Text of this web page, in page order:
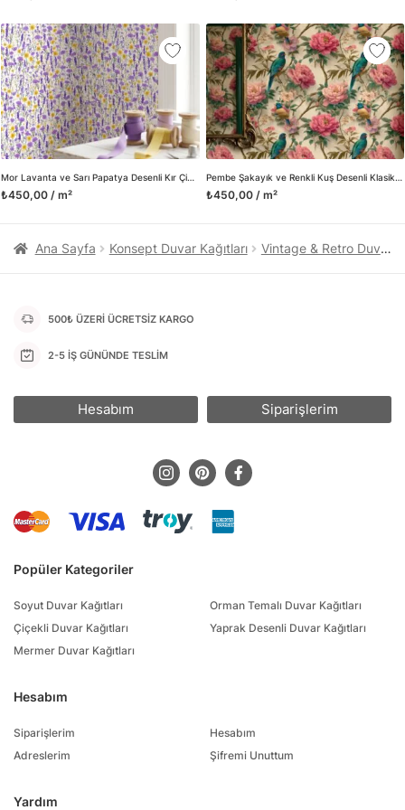
Mor Lavanta ve Sarı Papatya Desenli Kır Çiçekleri Duvar Kağıdı, Canlı Renkli Botanik Duvar Posteri
₺450,00 / m²
Pembe Şakayık ve Renkli Kuş Desenli Klasik Duvar Kağıdı, Vintage Botanik Sanatsal Duvar Posteri
₺450,00 / m²
üretimini ve satışını yapmaktadır. Duvar tasarımının önemini
biliyor ve evin en kritik dekorasyon alanı olduğunu kabul
ediyoruz. Bu nedenle ürün yelpazemizi sürekli genişletiyor ve
trendlere ayak uydurmanın yanı sıra yeni trendlerin oluşumunda
da öncü rol üstleniyoruz.
Herhangi bir soru ya da sorununuz olursa bizimle iletişime
geçebilirsiniz.
Ana Sayfa Konsept Duvar Kağıtları Vintage & Retro Duvar Kağıtları
Popüler Kategoriler
Soyut Duvar Kağıtları
Çiçekli Duvar Kağıtları
Mermer Duvar Kağıtları
Orman Temalı Duvar Kağıtları
Yaprak Desenli Duvar Kağıtları
Hesabım
Siparişlerim
Adreslerim
Hesabım
Şifremi Unuttum
Yardım
500₺ ÜZERİ ÜCRETSİZ KARGO
2-5 İŞ GÜNÜNDE TESLİM
Hesabım Siparişlerim